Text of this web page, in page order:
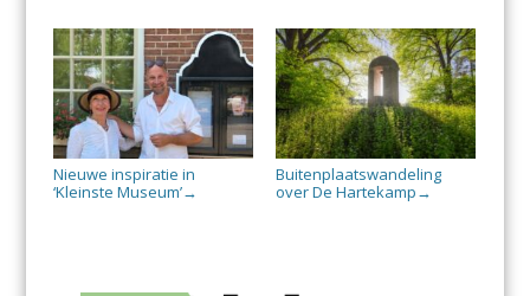
Nieuwe inspiratie in
‘Kleinste Museum’→
Buitenplaatswandeling
over De Hartekamp →